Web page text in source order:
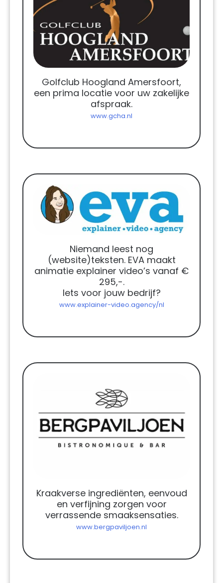
Golfclub Hoogland Amersfoort,
een prima locatie voor uw zakelijke
afspraak.
www.gcha.nl
Niemand leest nog
(website)teksten. EVA maakt
animatie explainer video’s vanaf €
295,-.
Iets voor jouw bedrijf?
www.explainer-video.agency/nl
Kraakverse ingrediënten, eenvoud
en verfijning zorgen voor
verrassende smaaksensaties.
www.bergpaviljoen.nl